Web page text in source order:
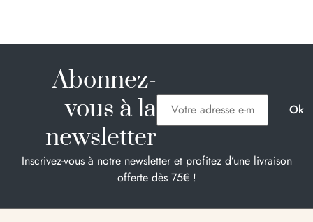
Abonnez-
vous à la
newsletter
Inscrivez-vous à notre newsletter et profitez d’une livraison
offerte dès 75€ !